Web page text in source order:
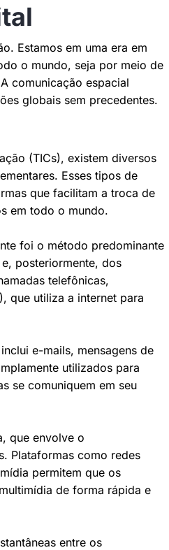
Estamos em uma era em
o mundo, seja por meio de
comunicação espacial
globais sem precedentes.
(TICs), existem diversos
Esses tipos de
que facilitam a troca de
em todo o mundo.
foi o método predominante
posteriormente, dos
telefônicas,
que utiliza a internet para
e-mails, mensagens de
utilizados para
se comuniquem em seu
que envolve o
Plataformas como redes
permitem que os
de forma rápida e
entre os